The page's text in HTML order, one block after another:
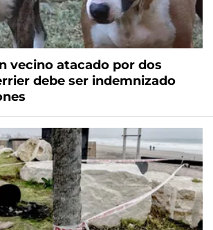
vecino atacado por dos
debe ser indemnizado